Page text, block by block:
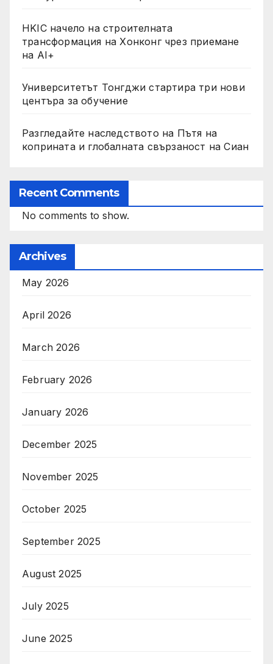
HKIC начело на строителната
трансформация на Хонконг чрез приемане
на AI+
Университетът Тонгджи стартира три нови
центъра за обучение
Разгледайте наследството на Пътя на
коприната и глобалната свързаност на Сиан
Recent Comments
No comments to show.
Archives
May 2026
April 2026
March 2026
February 2026
January 2026
December 2025
November 2025
October 2025
September 2025
August 2025
July 2025
June 2025